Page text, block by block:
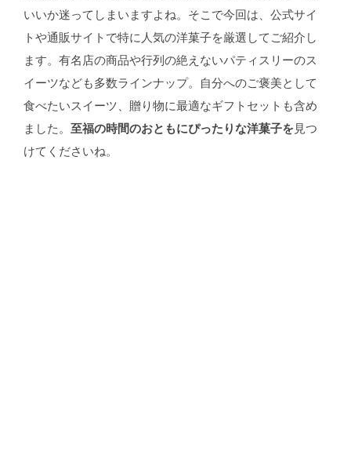
いいか迷ってしまいますよね。そこで今回は、公式サイ
トや通販サイトで特に人気の洋菓子を厳選してご紹介し
ます。有名店の商品や行列の絶えないパティスリーのス
イーツなども多数ラインナップ。自分へのご褒美として
食べたいスイーツ、贈り物に最適なギフトセットも含め
ました。 至福の時間のおともにぴったりな洋菓子を 見つ
けてくださいね。